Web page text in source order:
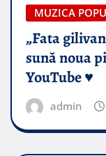
MUZICA
„Fata
sună noua
YouTube ♥️
admin